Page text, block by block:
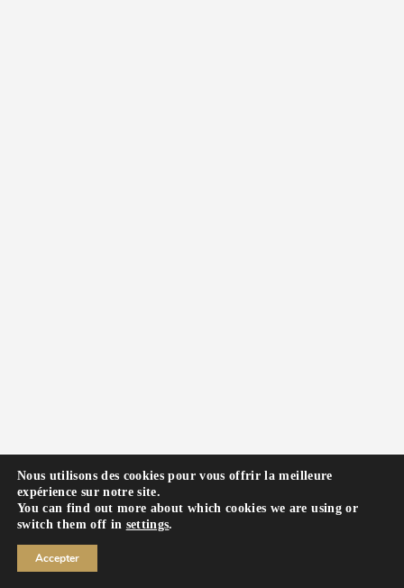
Nous utilisons des cookies pour vous offrir la meilleure
expérience sur notre site.
You can find out more about which cookies we are using or
switch them off in settings.
Accepter